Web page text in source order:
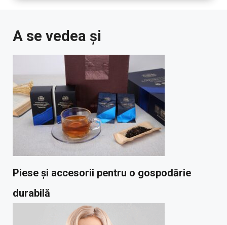
A se vedea și
Piese și accesorii pentru o gospodărie
durabilă